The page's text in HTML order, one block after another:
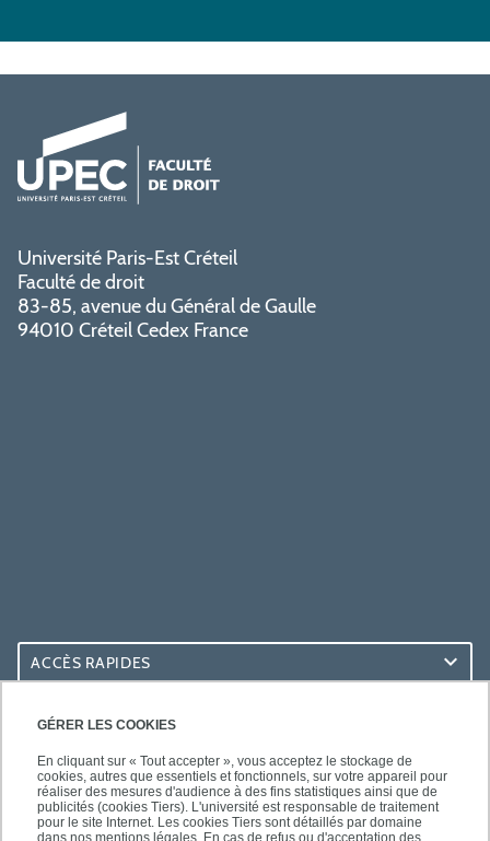
GÉRER LES COOKIES
En cliquant sur « Tout accepter », vous acceptez le stockage de
cookies, autres que essentiels et fonctionnels, sur votre appareil pour
réaliser des mesures d'audience à des fins statistiques ainsi que de
publicités (cookies Tiers). L'université est responsable de traitement
pour le site Internet. Les cookies Tiers sont détaillés par domaine
Université Paris-Est Créteil
Faculté de droit
83-85, avenue du Général de Gaulle
94010 Créteil Cedex France
ACCÈS RAPIDES
ACCÈS PRATIQUES
SUIVEZ-NOUS